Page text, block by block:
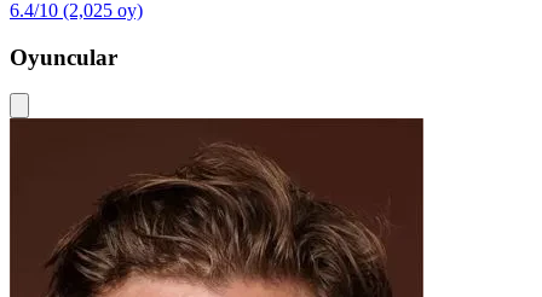
6.4/10 (2,025 oy)
Oyuncular